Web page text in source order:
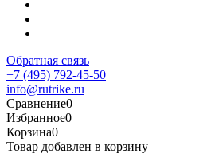
Обратная связь
+7 (495) 792-45-50
info@rutrike.ru
Сравнение0
Избранное0
Корзина0
Товар добавлен в корзину